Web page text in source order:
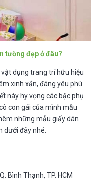
tường đẹp ở đâu?
vật dụng trang trí hữu hiệu
xinh xắn, đáng yêu phù
này hy vọng các bậc phụ
con gái của mình mẫu
những mẫu giấy dán
dưới đây nhé.
Bình Thạnh, TP. HCM